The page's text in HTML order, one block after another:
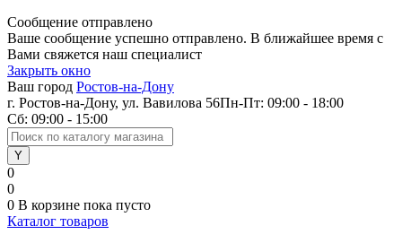
Сообщение отправлено
Ваше сообщение успешно отправлено. В ближайшее время с
Вами свяжется наш специалист
Закрыть окно
Ваш город Ростов-на-Дону
г. Ростов-на-Дону, ул. Вавилова 56Пн-Пт: 09:00 - 18:00
Сб: 09:00 - 15:00
0
0
0 В корзине пока пусто
Каталог товаров